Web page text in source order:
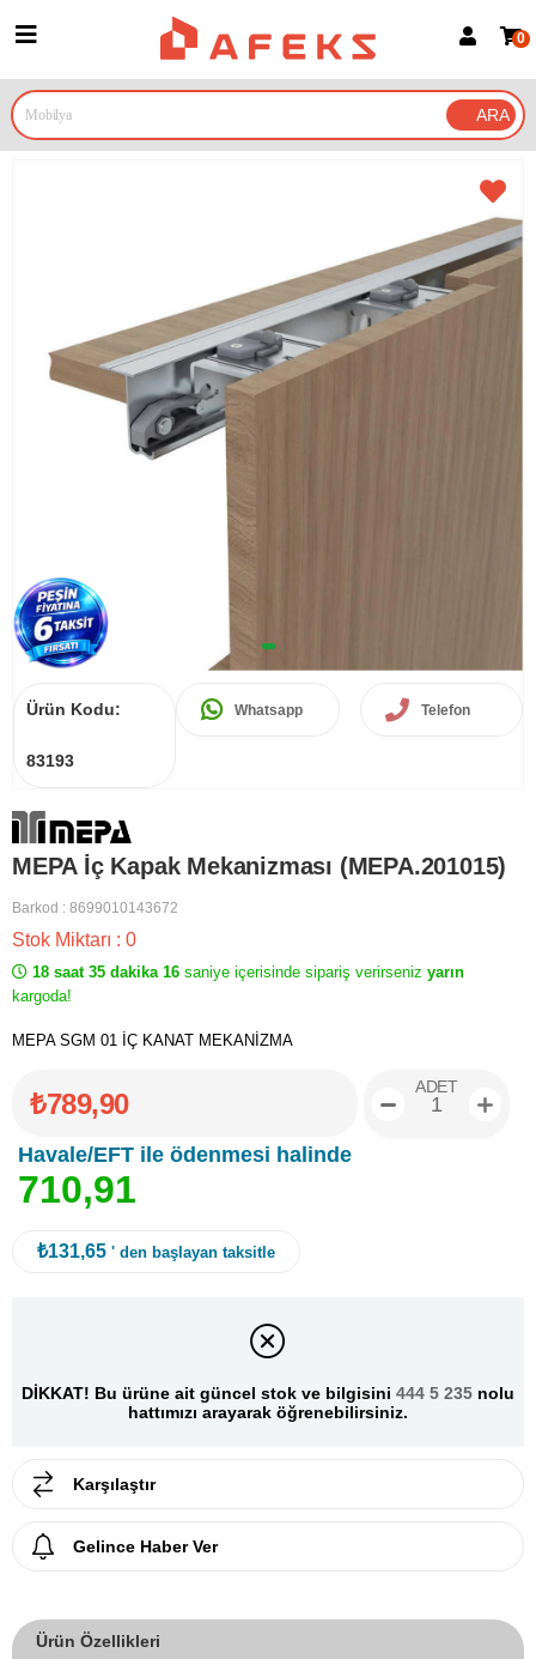
Google İle Bağlan
0
Ürün Kodu:
83193
Whatsapp Telefon
MEPA İç Kapak Mekanizması (MEPA.201015)
Barkod : 8699010143672
Stok Miktarı : 0
18 saat 35 dakika 16 saniye içerisinde sipariş verirseniz yarın
kargoda!
MEPA SGM 01 İÇ KANAT MEKANİZMA
₺789,90
Havale/EFT ile ödenmesi halinde
710,91
ADET
₺131,65 ' den başlayan taksitle
DİKKAT! Bu ürüne ait güncel stok ve bilgisini 444 5 235 nolu
hattımızı arayarak öğrenebilirsiniz.
Karşılaştır
Gelince Haber Ver
Ürün Özellikleri